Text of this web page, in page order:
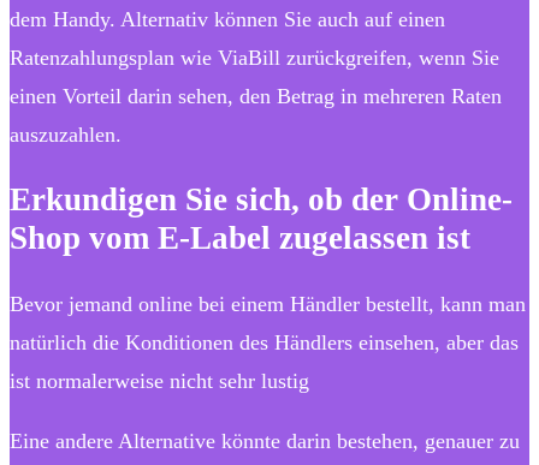
dem Handy. Alternativ können Sie auch auf einen
Ratenzahlungsplan wie ViaBill zurückgreifen, wenn Sie
einen Vorteil darin sehen, den Betrag in mehreren Raten
auszuzahlen.
Erkundigen Sie sich, ob der Online-
Shop vom E-Label zugelassen ist
Bevor jemand online bei einem Händler bestellt, kann man
natürlich die Konditionen des Händlers einsehen, aber das
ist normalerweise nicht sehr lustig
Eine andere Alternative könnte darin bestehen, genauer zu